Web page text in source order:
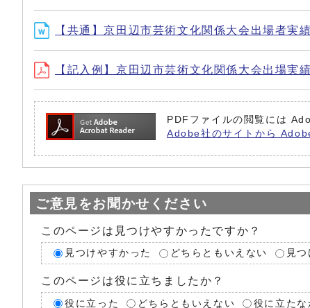
【共通】京田辺市芸術文化関係大会出場者
【記入例】京田辺市芸術文化関係大会出場
PDFファイルの閲覧には
Adobe社のサイトから
ご意見をお聞かせください
このページは見つけやすかったですか？
見つけやすかった どちらともいえない 見
このページは役に立ちましたか？
役に立った どちらともいえない 役に立たな